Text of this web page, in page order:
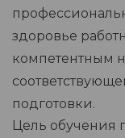
здоровье
компетентным
подготовки.
Цель обучения